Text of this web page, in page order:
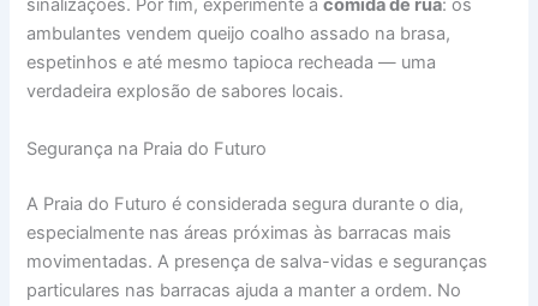
sinalizações. Por fim, experimente acomida de rua: os
ambulantes vendem queijo coalho assado na brasa,
espetinhos e até mesmo tapioca recheada — uma
verdadeira explosão de sabores locais.
Segurança na Praia do Futuro
A Praia do Futuro é considerada segura durante o dia,
especialmente nas áreas próximas às barracas mais
movimentadas. A presença de salva-vidas e seguranças
particulares nas barracas ajuda a manter a ordem. No